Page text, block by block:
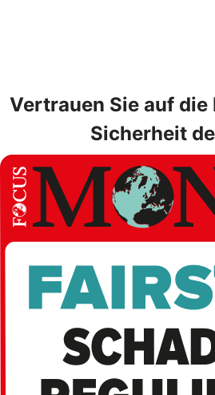
Vertrauen Sie auf
Sicherheit